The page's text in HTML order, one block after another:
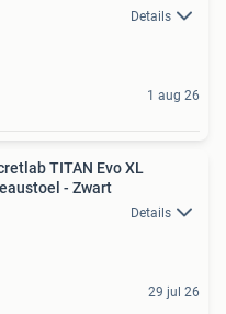
Details
1 aug 26
TITAN Evo XL
- Zwart
Details
29 jul 26